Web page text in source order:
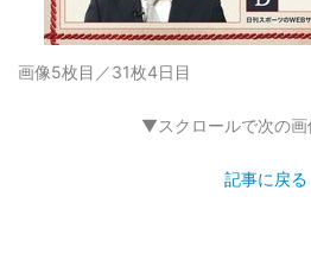
画像5枚目／31枚4日目
▼スクロールで次の
記事に戻る